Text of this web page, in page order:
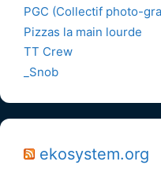
PGC (Collectif photo-
Pizzas la main lourde
TT Crew
_Snob
ekosystem.org